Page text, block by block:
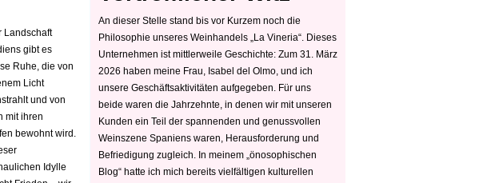
Landschaft
gibt es
Ruhe, die von
Licht
und von
mit ihren
bewohnt wird.
Idylle
An dieser Stelle stand bis vor Kurzem noch die
Philosophie unseres Weinhandels „La Vineria“. Dieses
Unternehmen ist mittlerweile Geschichte: Zum 31. März
2026 haben meine Frau, Isabel del Olmo, und ich
unsere Geschäftsaktivitäten aufgegeben. Für uns
beide waren die Jahrzehnte, in denen wir mit unseren
Kunden ein Teil der spannenden und genussvollen
Weinszene Spaniens waren, Herausforderung und
Befriedigung zugleich. In meinem „önosophischen
Blog“ hatte ich mich bereits vielfältigen kulturellen